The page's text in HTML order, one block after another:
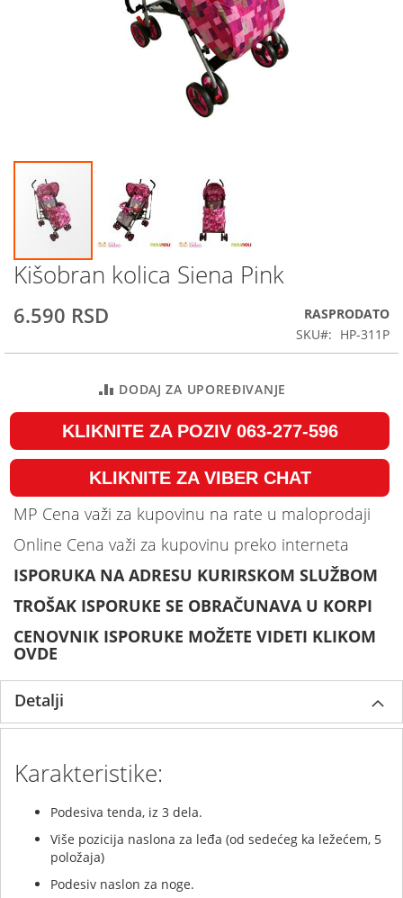
Skip
to
the
beginning
the
Kišobran kolica Siena Pink
6.590 RSD
RASPRODATO
SKU
HP-311P
DODAJ ZA UPOREĐIVANJE
KLIKNITE ZA POZIV 063-277-596
KLIKNITE ZA VIBER CHAT
MP Cena važi za kupovinu na rate u maloprodaji
Online Cena važi za kupovinu preko interneta
ISPORUKA NA ADRESU KURIRSKOM SLUŽBOM
TROŠAK ISPORUKE SE OBRAČUNAVA U KORPI
CENOVNIK ISPORUKE MOŽETE VIDETI KLIKOM
OVDE
Detalji
Karakteristike:
Podesiva tenda, iz 3 dela.
Više pozicija naslona za leđa (od sedećeg ka ležećem, 5
položaja)
Podesiv naslon za noge.